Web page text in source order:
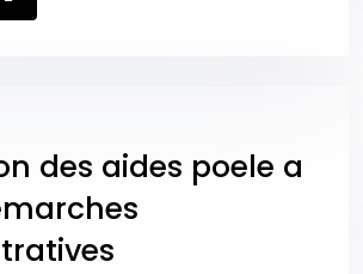
des aides poele a